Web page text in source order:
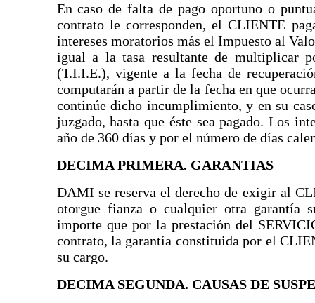
En caso de falta de pago oportuno o
contrato le corresponden, el CLIENTE
intereses moratorios más el Impuesto al
igual a la tasa resultante de multiplicar
(T.I.I.E.), vigente a la fecha de
computarán a partir de la fecha en que
continúe dicho incumplimiento, y en su
juzgado, hasta que éste sea pagado. Los
año de 360 días y por el número de días
DECIMA PRIMERA. GARANTIAS
DAMI se reserva el derecho de exigir al
otorgue fianza o cualquier otra garantía
importe que por la prestación del
contrato, la garantía constituida por el
su cargo.
DECIMA SEGUNDA. CAUSAS DE